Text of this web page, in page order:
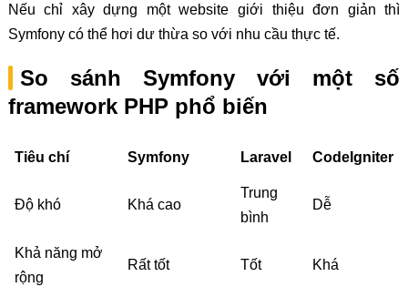
Nếu chỉ xây dựng một website giới thiệu đơn giản thì
Symfony có thể hơi dư thừa so với nhu cầu thực tế.
So sánh Symfony với một số
framework PHP phổ biến
Tiêu chí Symfony Laravel CodeIgniter
Độ khó Khá cao
Trung
bình
Dễ
Khả năng mở
rộng
Rất tốt Tốt Khá